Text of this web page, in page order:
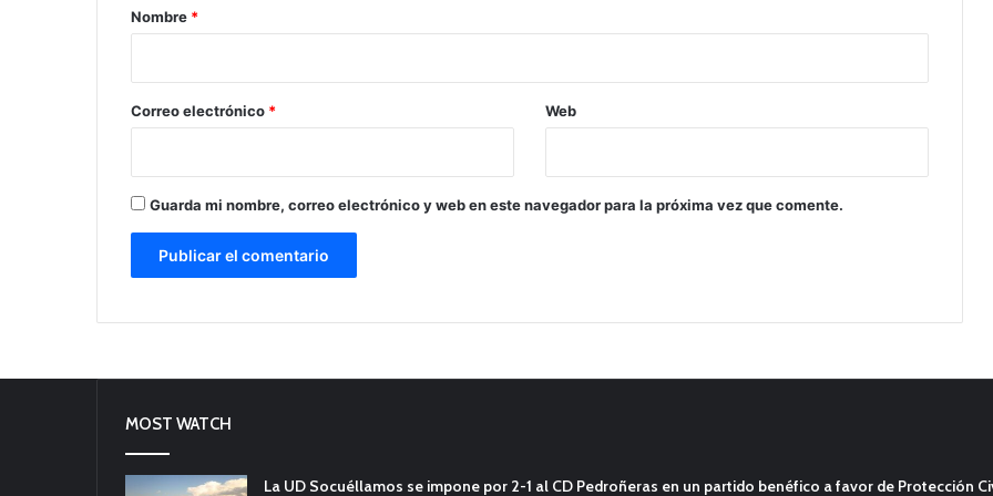
r
*
Nombre *
Correo electrónico * Web
Guarda mi nombre, correo electrónico y web en este navegador para la próxima vez que comente.
MOST WATCH
La UD Socuéllamos se impone por 2-1 al CD Pedroñeras en un partido benéfico a favor de Protección